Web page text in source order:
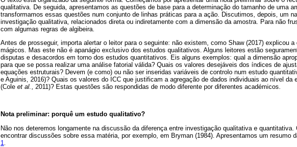
qualitativa. De seguida, apresentamos as questões de base para a determinação do tamanho de uma
transformamos essas questões num conjunto de linhas práticas para a ação. Discutimos, depois, um
investigação qualitativa, relacionados direta ou indiretamente com a dimensão da amostra. Para não
com algumas regras de algibeira.
Antes de prosseguir, importa alertar o leitor para o seguinte: não existem, como Shaw (2017) explicou
mágicos. Mas este não é apanágio exclusivo dos estudos qualitativos. Alguns leitores estão
disputas e desacordos em torno dos estudos quantitativos. Eis alguns exemplos: qual a dimensão
para que se possa realizar uma análise fatorial válida? Quais os valores desejáveis dos índices de
equações estruturais? Devem (e como) ou não ser inseridas variáveis de controlo num estudo
e Aguinis, 2016)? Quais os valores do ICC que justificam a agregação de dados individuais ao nível da
(Cole et al. , 2011)? Estas questões são respondidas de modo diferente por diferentes académicos.
Nota preliminar: porquê um estudo qualitativo?
Não nos deteremos longamente na discussão da diferença entre investigação qualitativa e quantitativa.
encontrar discussões sobre essa matéria, por exemplo, em Bryman (1984). Apresentamos um resumo
1